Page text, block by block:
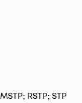
RSTP; STP